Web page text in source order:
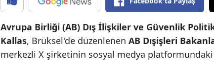
Giresun
Avrupa Birliği (AB) Dış İlişkiler ve Güvenlik
Kallas, Brüksel'de düzenlenen AB Dışişleri
merkezli X şirketinin sosyal medya platformundaki